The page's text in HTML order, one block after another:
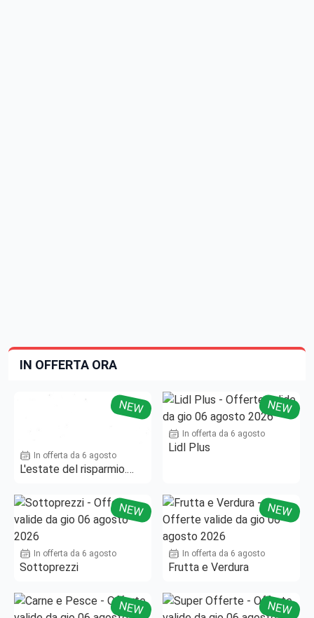
IN OFFERTA ORA
NEW
In offerta da 6 agosto
L'estate del risparmio.
NEW
In offerta da 6 agosto
Lidl Plus
NEW
In offerta da 6 agosto
Sottoprezzi
NEW
In offerta da 6 agosto
Frutta e Verdura
NEW NEW